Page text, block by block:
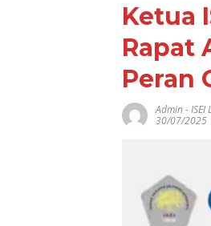
Ketua
Rapat
Peran
Admin-ISEI
30/07/2025